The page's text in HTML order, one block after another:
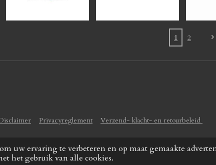
uw ervaring te verbeteren en op maat gemaakte
het gebruik van alle cookies.
1 2
Privacyreglement
Verzend- klacht- en retourbeleid